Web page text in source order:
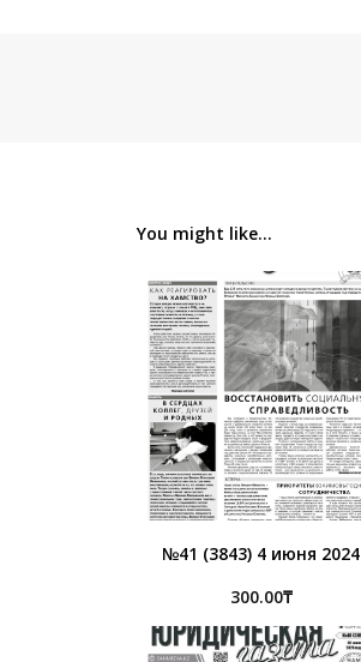
You might like...
№41 (3843) 4 июня 2024
300.00₸